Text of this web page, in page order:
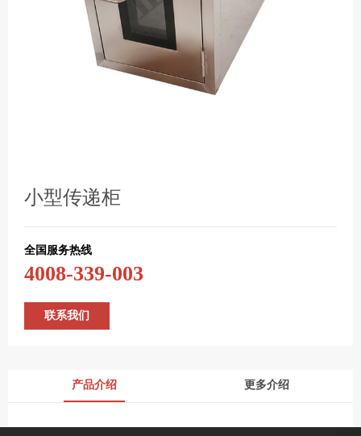
小型传递柜
全国服务热线
4008-339-003
联系我们
产品介绍 更多介绍